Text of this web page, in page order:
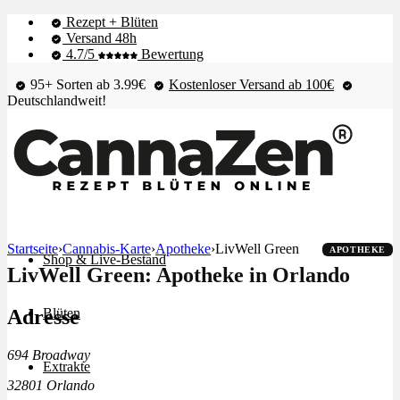
Rezept + Blüten
Versand 48h
4.7/5
Bewertung
95+ Sorten ab 3.99€
Kostenloser Versand ab 100€
Deutschlandweit!
Shop & Live-Bestand
Blüten
Extrakte
Startseite›Cannabis-Karte›Apotheke›LivWell Green APOTHEKE
LivWell Green: Apotheke in Orlando
Adresse
694 Broadway
32801 Orlando